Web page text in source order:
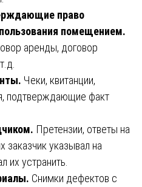
право
помещением.
аренды, договор
Чеки, квитанции,
подтверждающие факт
Претензии, ответы на
заказчик указывал на
их устранить.
Снимки дефектов с